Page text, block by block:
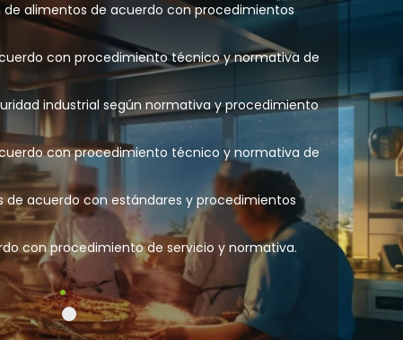
alimentos de acuerdo con procedimientos
con procedimiento técnico y normativa de
industrial según normativa y procedimiento
con procedimiento técnico y normativa de
de acuerdo con estándares y procedimientos
con procedimiento de servicio y normativa.